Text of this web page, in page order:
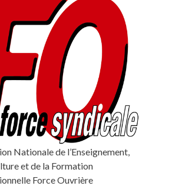
Nationale de l’Enseignement,
et de la Formation
Force Ouvrière